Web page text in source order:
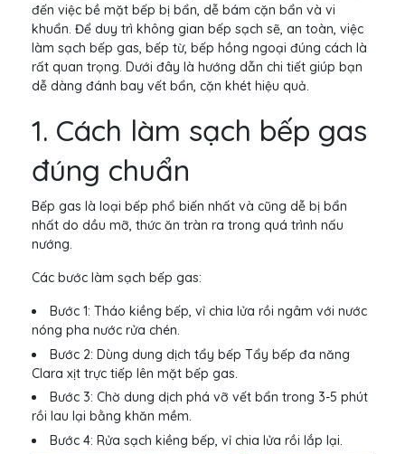
đến việc bề mặt bếp bị bẩn, dễ bám cặn bẩn và vi
khuẩn. Để duy trì không gian bếp sạch sẽ, an toàn, việc
làm sạch bếp gas, bếp từ, bếp hồng ngoại đúng cách là
rất quan trọng. Dưới đây là hướng dẫn chi tiết giúp bạn
dễ dàng đánh bay vết bẩn, cặn khét hiệu quả.
1. Cách làm sạch bếp gas
đúng chuẩn
Bếp gas là loại bếp phổ biến nhất và cũng dễ bị bẩn
nhất do dầu mỡ, thức ăn tràn ra trong quá trình nấu
nướng.
Các bước làm sạch bếp gas:
Bước 1: Tháo kiềng bếp, vỉ chia lửa rồi ngâm với nước
nóng pha nước rửa chén.
Bước 2: Dùng dung dịch tẩy bếp Tẩy bếp đa năng
Clara xịt trực tiếp lên mặt bếp gas.
Bước 3: Chờ dung dịch phá vỡ vết bẩn trong 3-5 phút
rồi lau lại bằng khăn mềm.
Bước 4: Rửa sạch kiềng bếp, vỉ chia lửa rồi lắp lại.